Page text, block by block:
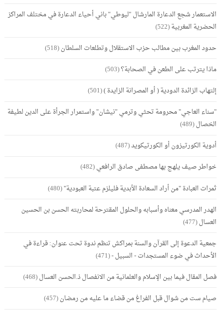
الاستعمار شجع الدعارة المارشال "ليوطي" باني أحياء الدعارة في مختلف المراكز
الحضرية المغربية(522)
حدود المغرب بين مطالب حزب الاستقلال وتطلعات السلطان(518)
ماذا يترتب على الطعن في الصحابة؟(503)
إلتهاب الزائدة الدودية ( أو المصرانة الزايدة )(501)
"سناء العاجي" محرومة تحثي وترمي "نيشان" واستمرار الجرأة على الدين لطيفة
الخصال(489)
أدوية الكورتيزون أو الكورتيكويد(487)
خواطر صيف يلهج بها مصطفى صادق الرافعي(482)
ثمرات العبادة "من أراد السعادة الأبدية فليلزم عتبة العبودية"(480)
الهدر المدرسي معناه وأسبابه والحلول المقترحة لمحاربته الحسن بن الحسين
العسال(477)
جمعية الدعوة إلى القرآن والسنة بمراكش تنظم ندوة تحت عنوان: قراءة في
الأحداث في ضوء المستجدات - السبيل -(471)
فصل المقال فيما بين الإسلام والعلمانية من الانفصال ذ.الحسن العسال(468)
صيام ست من شوال قبل الفراغ من قضاء ما عليه من رمضان(457)